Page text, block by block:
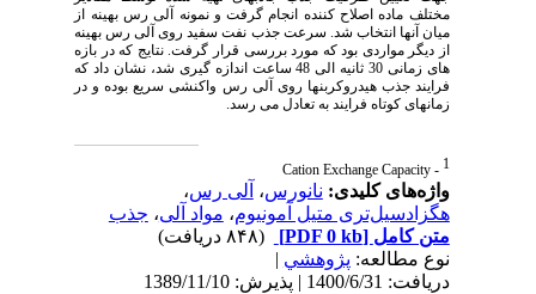
مختلف ماده اصلاح کننده انجام گرفت و نمونه آلی رس بهینه از
میان آنها انتخاب شد. سرعت جذب نفت سفید روی آلی رس بهینه
از دیگر مواردی بود که مورد بررسی قرار گرفت. نتایج که در بازه
های زمانی 30 ثانیه الی 48 ساعت اندازه گیری شد، نشان داد که
فرایند جذب هیدروکربنها روی آلی رس واکنشی سریع بوده و در
زمانهای کوتاه فرایند به تعادل می رسد.
- Cation Exchange Capacity
واژه‌های کلیدی:نانورس،آلی رس،
هگزادسیل‌تری متیل آمونیوم،مواد آلی،جذب
متن کامل[PDF 0 kb]
نوع مطالعه:پژوهشي|
دریافت: 1400/6/31 | پذیرش: 1389/11/10